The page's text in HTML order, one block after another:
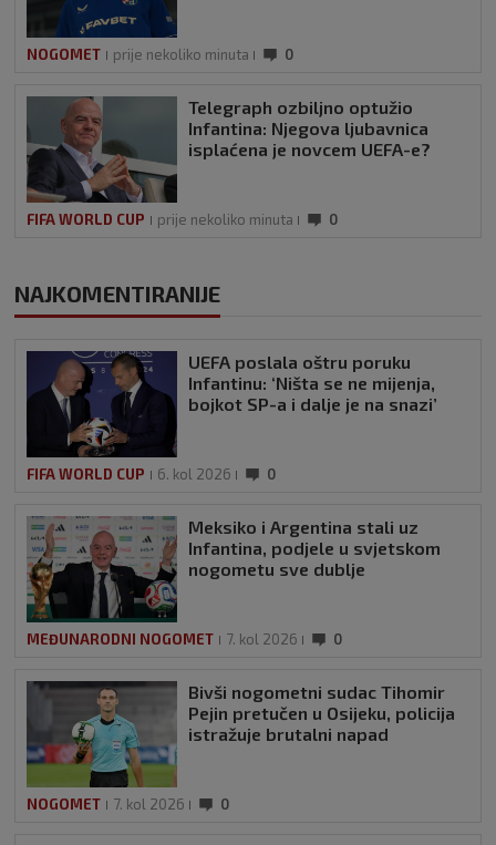
NOGOMET prije nekoliko minuta 0
Telegraph ozbiljno optužio
Infantina: Njegova ljubavnica
isplaćena je novcem UEFA-e?
FIFA WORLD CUP prije nekoliko minuta 0
NAJKOMENTIRANIJE
UEFA poslala oštru poruku
Infantinu: ‘Ništa se ne mijenja,
bojkot SP-a i dalje je na snazi’
FIFA WORLD CUP 6. kol 2026 0
Meksiko i Argentina stali uz
Infantina, podjele u svjetskom
nogometu sve dublje
MEĐUNARODNI NOGOMET 7. kol 2026 0
Bivši nogometni sudac Tihomir
Pejin pretučen u Osijeku, policija
istražuje brutalni napad
NOGOMET 7. kol 2026 0